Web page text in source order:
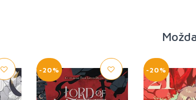
-20% -20%